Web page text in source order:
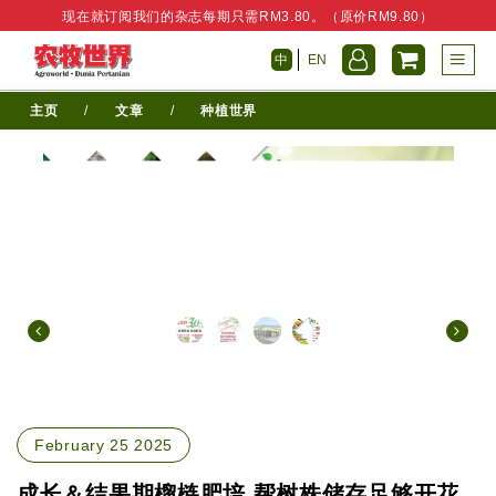
现在就订阅我们的杂志每期只需RM3.80。（原价RM9.80）
中 EN
主页 / 文章 / 种植世界
February 25 2025